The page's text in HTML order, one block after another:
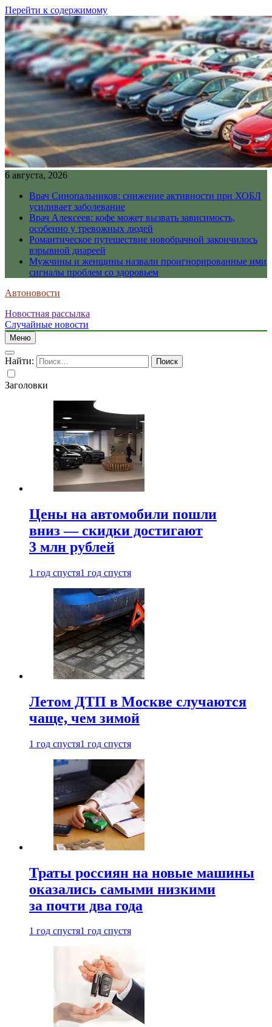
Перейти к содержимому
6 августа, 2026
Врач Синопальников: снижение активности при ХОБЛ
усиливает заболевание
Врач Алексеев: кофе может вызвать зависимость,
особенно у тревожных людей
Романтическое путешествие новобрачной закончилось
взрывной диареей
Мужчины и женщины назвали проигнорированные ими
сигналы проблем со здоровьем
Автоновости
Новостная рассылка
Случайные новости
Меню
Найти:
Заголовки
Цены на автомобили пошли
вниз — скидки достигают
3 млн рублей
1 год спустя1 год спустя
Летом ДТП в Москве случаются
чаще, чем зимой
1 год спустя1 год спустя
Траты россиян на новые машины
оказались самыми низкими
за почти два года
1 год спустя1 год спустя